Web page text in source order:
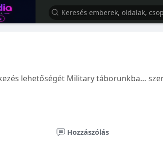
lehetőségét Military táborunkba…
Hozzászólás